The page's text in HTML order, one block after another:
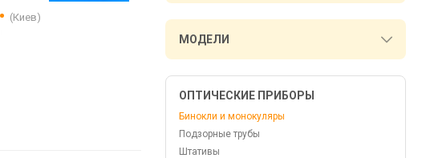
(Киев)
МОДЕЛИ
ОПТИЧЕСКИЕ ПРИБОРЫ
Бинокли и монокуляры
Подзорные трубы
Штативы